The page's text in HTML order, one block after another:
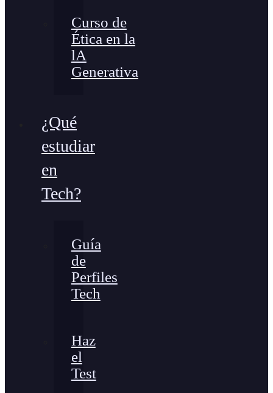
Curso de
Ética en la
lA
Generativa
¿Qué
estudiar
en
Tech?
Guía
de
Perfiles
Tech
Haz
el
Test